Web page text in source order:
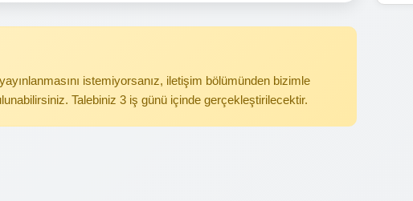
istemiyorsanız, iletişim bölümünden bizimle
Talebiniz 3 iş günü içinde gerçekleştirilecektir.